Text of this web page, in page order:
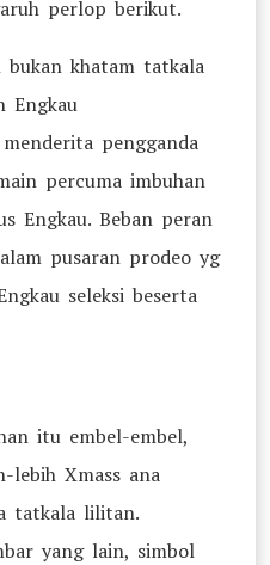
perlop berikut.
bukan khatam tatkala
Engkau
pengganda
percuma imbuhan
Engkau. Beban peran
pusaran prodeo yg
seleksi beserta
itu embel-embel,
lebih Xmass ana
tatkala lilitan.
yang lain, simbol